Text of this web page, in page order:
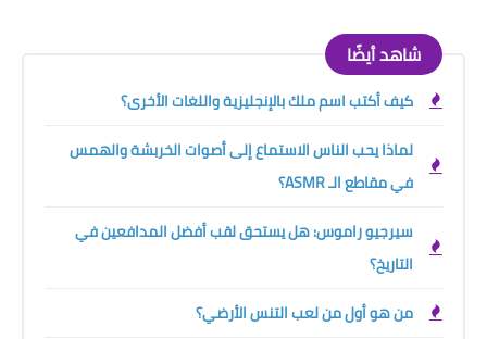
شاهد أيضًا
كيف أكتب اسم ملك بالإنجليزية واللغات الأخرى؟
لماذا يحب الناس الاستماع إلى أصوات الخربشة والهمس
في مقاطع الـ ASMR؟
سيرجيو راموس: هل يستحق لقب أفضل المدافعين في
التاريخ؟
من هو أول من لعب التنس الأرضي؟